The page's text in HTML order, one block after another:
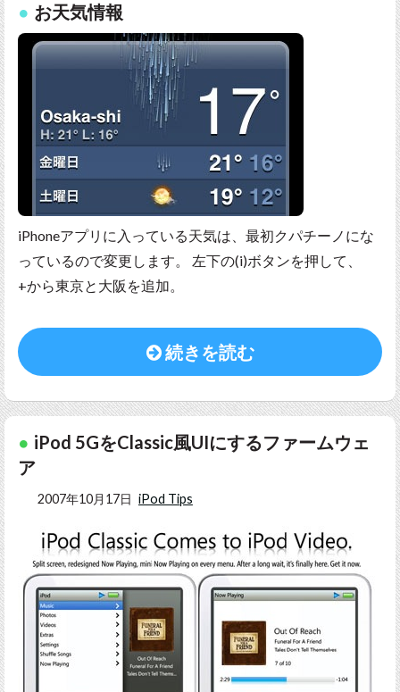
お天気情報
iPhoneアプリに入っている天気は、最初クパチーノにな
っているので変更します。 左下の(i)ボタンを押して、
+から東京と大阪を追加。
続きを読む
iPod 5GをClassic風UIにするファームウェ
ア
2007年10月17日 iPod Tips